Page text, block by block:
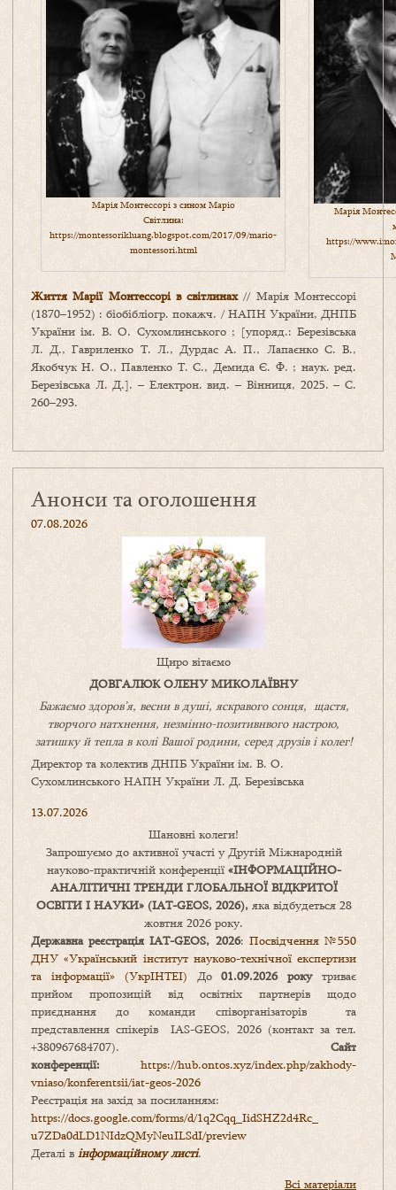
Марія Монтессорі з сином Маріо
Світлина:
https://montessorikluang.blogspot.com/2017/09/mario-
montessori.html
Марія
https://
Життя Марії Монтессорі в світлинах// Марія Монтессорі
(1870–1952) : біобібліогр. покажч. / НАПН України, ДНПБ
України ім. В. О. Сухомлинського ; [упоряд.: Березівська
Л. Д., Гавриленко Т. Л., Дурдас А. П., Лапаєнко С. В.,
Якобчук Н. О., Павленко Т. С., Демида Є. Ф. ; наук. ред.
Березівська Л. Д.]. – Електрон. вид. – Вінниця, 2025. – С.
260–293.
Анонси та оголошення
07.08.2026
Щиро вітаємо
ДОВГАЛЮК ОЛЕНУ МИКОЛАЇВНУ
Бажаємо здоров’я, весни в душі, яскравого сонця, щастя,
творчого натхнення, незмінно-позитивнвого настрою,
затишкуйтепла в коліВашоїродини, серед друзів і колег!
Директор та колектив ДНПБ України ім. В. О.
Сухомлинського НАПН України Л. Д. Березівська
13.07.2026
Шановні колеги!
Запрошуємо до активної участі у Другій Міжнародній
науково-практичній конференції «ІНФОРМАЦІЙНО-
АНАЛІТИЧНІ ТРЕНДИ ГЛОБАЛЬНОЇ ВІДКРИТОЇ
ОСВІТИ І НАУКИ» (IAT-GEOS, 2026),яка відбудеться 28
жовтня 2026 року.
Державна реєстрація IAT-GEOS, 2026: Посвідчення №550
ДНУ «Український інститут науково-технічної експертизи
та інформації» (УкрІНТЕІ) До01.09.2026 рокутриває
прийом пропозицій від освітніх партнерів щодо
приєднання до команди співорганізаторів та
представлення спікерів IAS-GEOS, 2026 (контакт за тел.
+380967684707). Сайт
конференції: https://hub.ontos.xyz/index.php/zakhody-
vniaso/konferentsii/iat-geos-2026
Реєстрація на захід за посиланням:
https://docs.google.com/forms/d/1q2Cqq_IidSHZ2d4Rc_
u7ZDa0dLD1NIdzQMyNeuILSdI/preview
Деталі в інформаційному листі.
Всі матеріали